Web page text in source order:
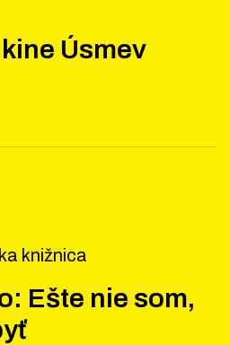
Úsmev
knižnica
Ešte nie som,